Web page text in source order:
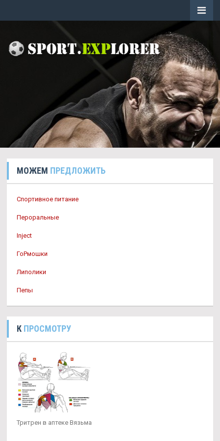
МОЖЕМ ПРЕДЛОЖИТЬ
Спортивное питание
Пероральные
Inject
ГоРмошки
Липолики
Пепы
К ПРОСМОТРУ
Тритрен в аптеке Вязьма